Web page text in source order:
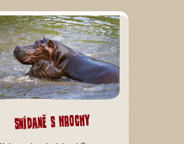
Snídaně s hrochy